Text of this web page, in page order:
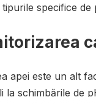
specifice de
apei este un alt
la schimbările de